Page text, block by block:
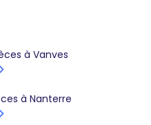
à Vanves
à Nanterre